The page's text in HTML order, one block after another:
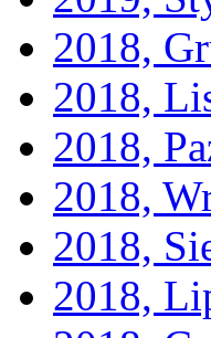
2018,
2018,
2018,
2018,
2018,
2018,